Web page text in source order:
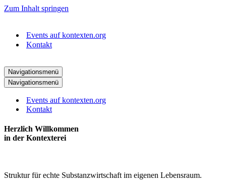
Zum Inhalt springen
Events auf kontexten.org
Kontakt
Navigationsmenü
Navigationsmenü
Events auf kontexten.org
Kontakt
Herzlich Willkommen
in der Kontexterei
Struktur für echte Substanzwirtschaft im eigenen Lebensraum.